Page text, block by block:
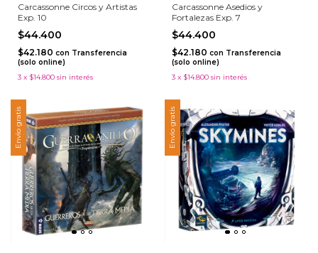
Carcassonne Circos y Artistas
Exp. 10
$44.400
$42.180 con Transferencia
(solo online)
3 x $14.800 sin interés
Carcassonne Asedios y
Fortalezas Exp. 7
$44.400
$42.180 con Transferencia
(solo online)
3 x $14.800 sin interés
Envío gratis Envío gratis